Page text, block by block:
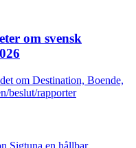
om svensk
om Destination, Boende,
beslut/rapporter